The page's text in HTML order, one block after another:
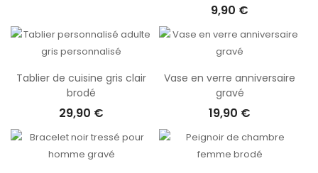
9,90 €
Tablier de cuisine gris clair
brodé
29,90 €
Vase en verre anniversaire
gravé
19,90 €